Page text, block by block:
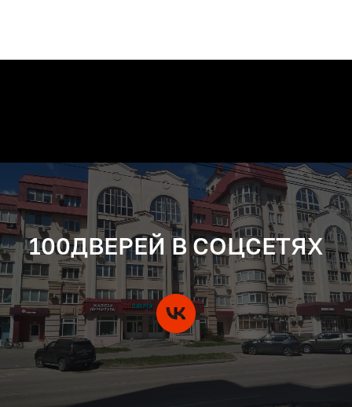
100ДВЕРЕЙ В СОЦСЕТЯХ